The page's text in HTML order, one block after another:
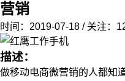
营销
时间：2019-07-18 / 关注：
描述：
做移动电商微营销的人都知